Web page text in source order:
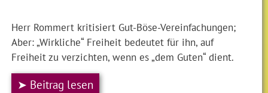
Herr Rommert kritisiert Gut-Böse-Vereinfachungen;
Aber: „Wirkliche“ Freiheit bedeutet für ihn, auf
Freiheit zu verzichten, wenn es „dem Guten“ dient.
➤ Beitrag lesen